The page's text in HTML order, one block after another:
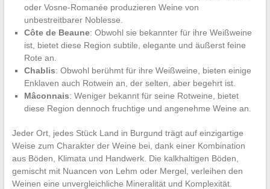
oder Vosne-Romanée produzieren Weine von
unbestreitbarer Noblesse.
Côte de Beaune: Obwohl sie bekannter für ihre Weißweine
ist, bietet diese Region subtile, elegante und äußerst feine
Rote an.
Chablis: Obwohl berühmt für ihre Weißweine, bieten einige
Enklaven auch Rotwein an, der selten, aber begehrt ist.
Mâconnais: Weniger bekannt für seine Rotweine, bietet
diese Region dennoch fruchtige und angenehme Weine an.
Jeder Ort, jedes Stück Land in Burgund trägt auf einzigartige
Weise zum Charakter der Weine bei, dank einer Kombination
aus Böden, Klimata und Handwerk. Die kalkhaltigen Böden,
gemischt mit Nuancen von Lehm oder Mergel, verleihen den
Weinen eine unvergleichliche Mineralität und Komplexität.